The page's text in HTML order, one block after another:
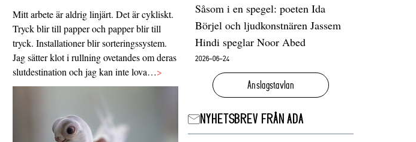
Mitt arbete är aldrig linjärt. Det är cykliskt.
Tryck blir till papper och papper blir till
tryck. Installationer blir sorteringssystem.
Jag sätter klot i rullning ovetandes om deras
slutdestination och jag kan inte lova…>
Såsom i en spegel: poeten Ida
Börjel och ljudkonstnären Jassem
Hindi speglar Noor Abed
2026-06-24
Anslagstavlan
NYHETSBREV FRÅN ADA